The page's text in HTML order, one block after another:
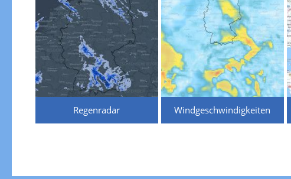
Regenradar Windgeschwindigkeiten